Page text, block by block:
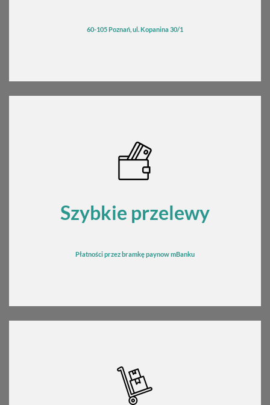
60-105 Poznań, ul. Kopanina 30/1
Szybkie przelewy
Płatności przez bramkępaynow mBanku